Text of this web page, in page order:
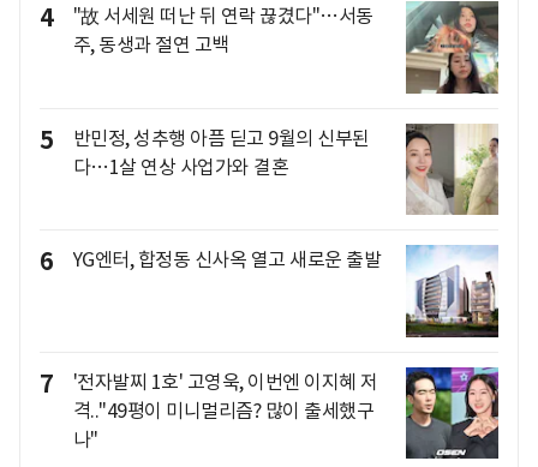
4
"故 서세원 떠난 뒤 연락 끊겼다"…서동
주, 동생과 절연 고백
5
반민정, 성추행 아픔 딛고 9월의 신부된
다…1살 연상 사업가와 결혼
6 YG엔터, 합정동 신사옥 열고 새로운 출발
7
'전자발찌 1호' 고영욱, 이번엔 이지혜 저
격.."49평이 미니멀리즘? 많이 출세했구
나"